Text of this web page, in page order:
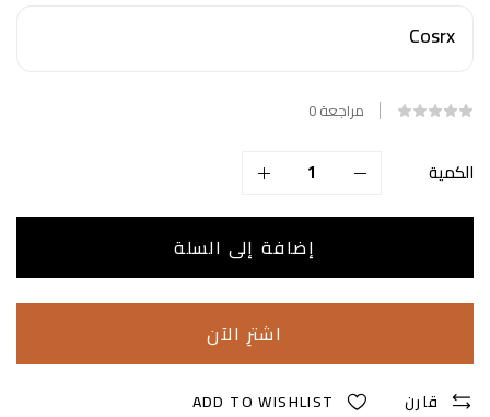
Cosrx
مراجعة0
الكمية
إضافة إلى السلة
اشترِ الآن
قارن ADD TO WISHLIST